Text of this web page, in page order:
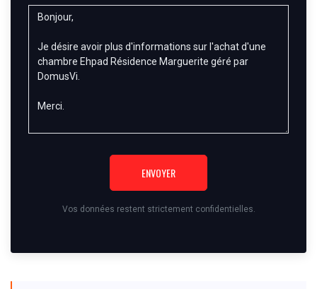
ENVOYER
Vos données restent strictement confidentielles.